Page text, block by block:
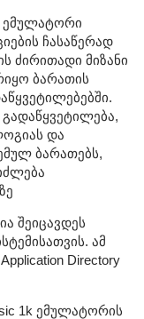
ემულატორი
ჩასაწერად
ძირითადი მიზანი
ბარათის
და
ბარათებს,
შეიცავდეს
ამ
Directory
1k ემულატორის